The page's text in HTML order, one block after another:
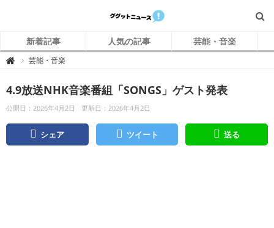
新着記事 人気の記事 芸能・音楽
 グ
ニ
ュ
ー
ス
芸能・音楽
4.9放送NHK音楽番組「SONGS」ゲスト発表
公開日：2026年4月2日 更新日：2026年4月2日
シェア ツイート 送る